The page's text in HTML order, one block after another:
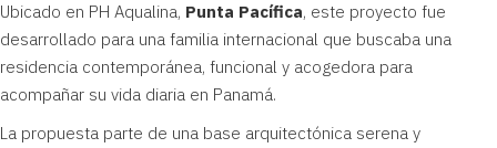
Ubicado en PH Aqualina, Punta Pacífica, este proyecto fue
desarrollado para una familia internacional que buscaba una
residencia contemporánea, funcional y acogedora para
acompañar su vida diaria en Panamá.
La propuesta parte de una base arquitectónica serena y